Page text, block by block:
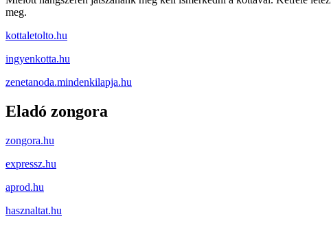
meg.
kottaletolto.hu
ingyenkotta.hu
zenetanoda.mindenkilapja.hu
Eladó zongora
zongora.hu
expressz.hu
aprod.hu
hasznaltat.hu